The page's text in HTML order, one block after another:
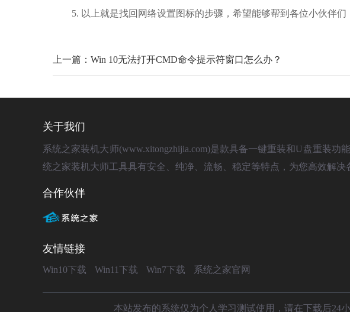
5. 以上就是找回网络设置图标的步骤，希望能够帮到各位小伙伴们
上一篇：Win 10无法打开CMD命令提示符窗口怎么办？
关于我们
系统之家装机大师(www.xitongzhijia.com)是款具备一键重装和U盘重装
统之家装机大师工具具有安全、纯净、流畅、稳定等特点，为您高效解决
合作伙伴
友情链接
Win10下载 Win11下载 Win7下载 系统之家官网
本站发布的系统仅为个人学习测试使用，请在下载后24